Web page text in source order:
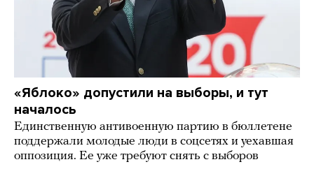
«Яблоко» допустили на выборы, и тут
началось
Единственную антивоенную партию в бюллетене
поддержали молодые люди в соцсетях и уехавшая
оппозиция. Ее уже требуют снять с выборов